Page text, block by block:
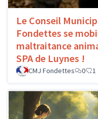
Le Conseil
Fondettes se
maltraitance
SPA de Luynes !
CMJ Fondettes 0 1